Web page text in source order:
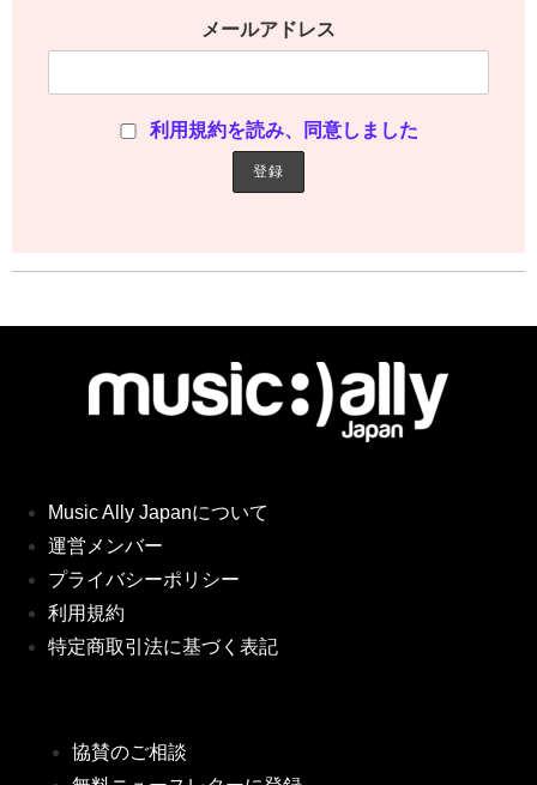
メールアドレス
利用規約を読み、同意しました
Music Ally Japanについて
運営メンバー
プライバシーポリシー
利用規約
特定商取引法に基づく表記
協賛のご相談